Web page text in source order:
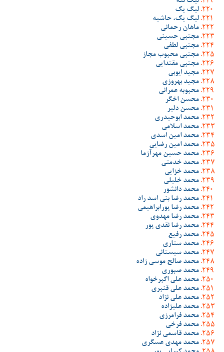
لیگ یک
لیگ یک، حاشیه
ماهان رحمانی
مجتبی حسینی
مجتبی لطفی
مجتبی محبوب مجاز
مجتبی مقتدایی
مجید ایوبی
مجید بهروزی
محبوبه عمرانی
محسن اخگر
محسن دلیر
محمد ابوحیدری
محمد اسلامی
محمد امین اسدی
محمد امین رضایی
محمد حسین مهرآزما
محمد خدمتی
محمد خزایی
محمد خلیلی
محمد دانشور
محمد رضا بنی اسد راد
محمد رضا پورابراهیمی
محمد رضا مهدوی
محمد رضا نقدی پور
محمد رفیع
محمد ستاری
محمد سیستانی
محمد صالح موسی زاده
محمد صبوری
محمد علی اکبرخواه
محمد علی قنبری
محمد علی نژاد
محمد علیزاده
محمد فرامرزی
محمد فرخی
محمد قاسمی نژاد
محمد مهدی عسگری